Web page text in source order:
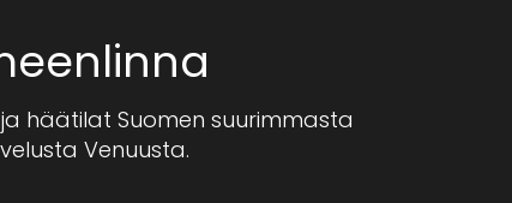
häätilat Suomen suurimmasta
Venuusta.